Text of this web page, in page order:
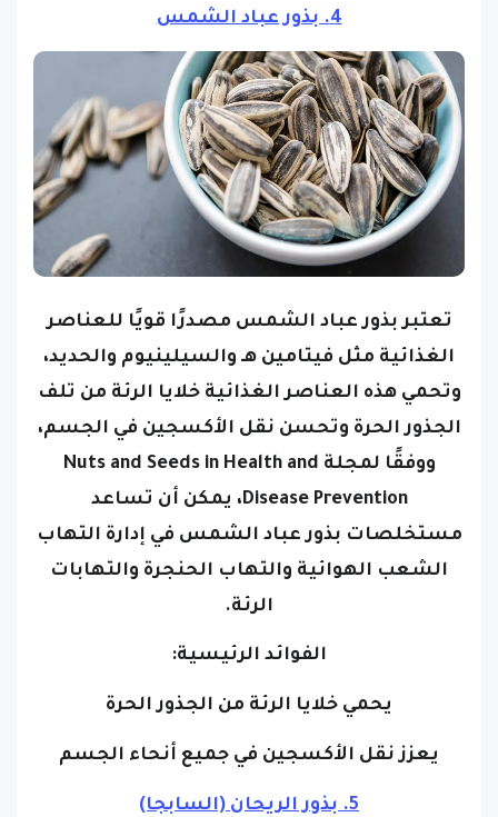
4. بذور عباد الشمس
تعتبر بذور عباد الشمس مصدرًا قويًا للعناصر
الغذائية مثل فيتامين هـ والسيلينيوم والحديد،
وتحمي هذه العناصر الغذائية خلايا الرئة من تلف
الجذور الحرة وتحسن نقل الأكسجين في الجسم،
ووفقًا لمجلة Nuts and Seeds in Health and
Disease Prevention، يمكن أن تساعد
مستخلصات بذور عباد الشمس في إدارة التهاب
الشعب الهوائية والتهاب الحنجرة والتهابات
الرئة.
الفوائد الرئيسية:
يحمي خلايا الرئة من الجذور الحرة
يعزز نقل الأكسجين في جميع أنحاء الجسم
5. بذور الريحان (السابجا)